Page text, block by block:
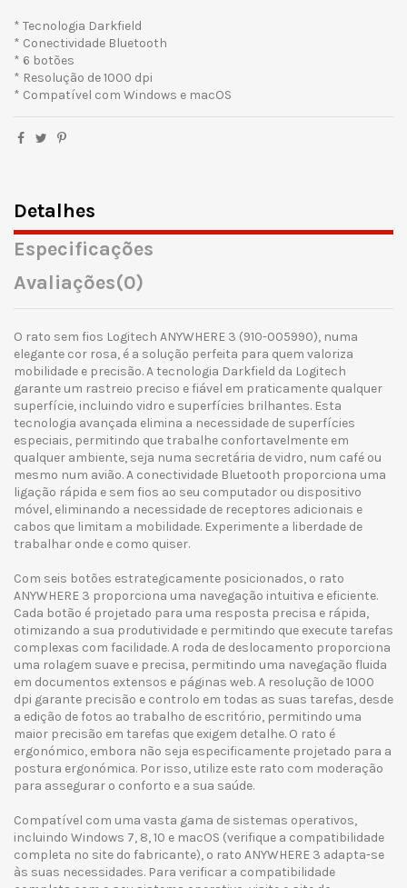
* Tecnologia Darkfield
* Conectividade Bluetooth
* 6 botões
* Resolução de 1000 dpi
* Compatível com Windows e macOS
Detalhes
Especificações
Avaliações(0)
O rato sem fios Logitech ANYWHERE 3 (910-005990), numa
elegante cor rosa, é a solução perfeita para quem valoriza
mobilidade e precisão. A tecnologia Darkfield da Logitech
garante um rastreio preciso e fiável em praticamente qualquer
superfície, incluindo vidro e superfícies brilhantes. Esta
tecnologia avançada elimina a necessidade de superfícies
especiais, permitindo que trabalhe confortavelmente em
qualquer ambiente, seja numa secretária de vidro, num café ou
mesmo num avião. A conectividade Bluetooth proporciona uma
ligação rápida e sem fios ao seu computador ou dispositivo
móvel, eliminando a necessidade de receptores adicionais e
cabos que limitam a mobilidade. Experimente a liberdade de
trabalhar onde e como quiser.
Com seis botões estrategicamente posicionados, o rato
ANYWHERE 3 proporciona uma navegação intuitiva e eficiente.
Cada botão é projetado para uma resposta precisa e rápida,
otimizando a sua produtividade e permitindo que execute tarefas
complexas com facilidade. A roda de deslocamento proporciona
uma rolagem suave e precisa, permitindo uma navegação fluida
em documentos extensos e páginas web. A resolução de 1000
dpi garante precisão e controlo em todas as suas tarefas, desde
a edição de fotos ao trabalho de escritório, permitindo uma
maior precisão em tarefas que exigem detalhe. O rato é
ergonómico, embora não seja especificamente projetado para a
postura ergonómica. Por isso, utilize este rato com moderação
para assegurar o conforto e a sua saúde.
Compatível com uma vasta gama de sistemas operativos,
incluindo Windows 7, 8, 10 e macOS (verifique a compatibilidade
completa no site do fabricante), o rato ANYWHERE 3 adapta-se
às suas necessidades. Para verificar a compatibilidade